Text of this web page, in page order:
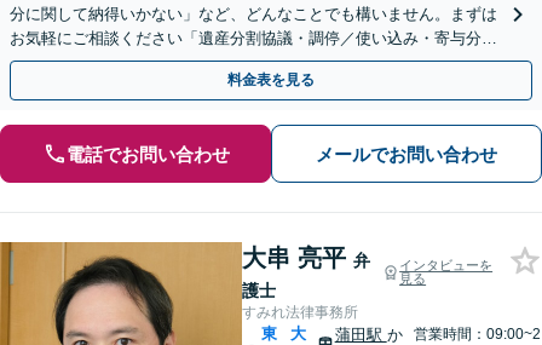
分に関して納得いかない」など、どんなことでも構いません。まずは
お気軽にご相談ください「遺産分割協議・調停／使い込み・寄与分／
遺留分侵害額請求／相続放棄／事業承継／遺言書作成など」
料金表を見る
電話でお問い合わせ メールでお問い合わせ
大串 亮平 弁
護士
インタビューを
見る
すみれ法律事務所
東
大
蒲田駅 か
営業時間：09:00~2